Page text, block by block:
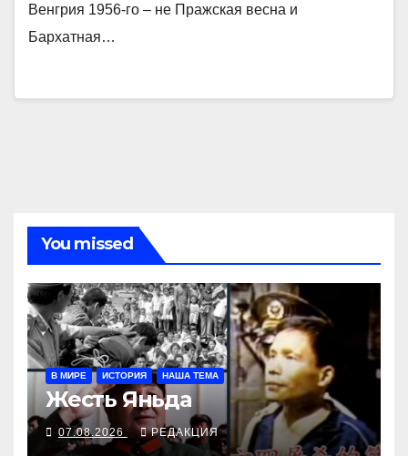
Венгрия 1956-го – не Пражская весна и
Бархатная…
You missed
В МИРЕ ИСТОРИЯ НАША ТЕМА
Жесть Яньда
07.08.2026 РЕДАКЦИЯ